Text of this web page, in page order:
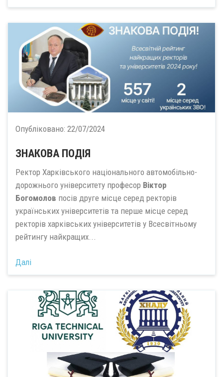
Опубліковано: 22/07/2024
ЗНАКОВА ПОДІЯ
Ректор Харківського національного автомобільно-
дорожнього університету професор Віктор
Богомолов посів друге місце серед ректорів
українських університетів та перше місце серед
ректорів харківських університетів у Всесвітньому
рейтингу найкращих...
Далі